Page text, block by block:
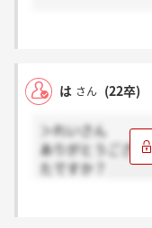
は さん (22卒)
＞れいさん
ありがとうござ
たですか？